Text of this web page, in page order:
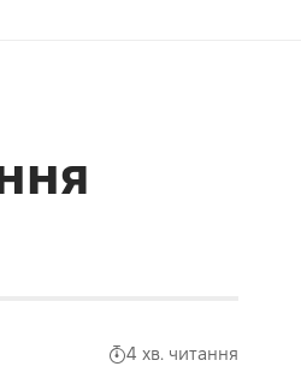
4 хв. читання